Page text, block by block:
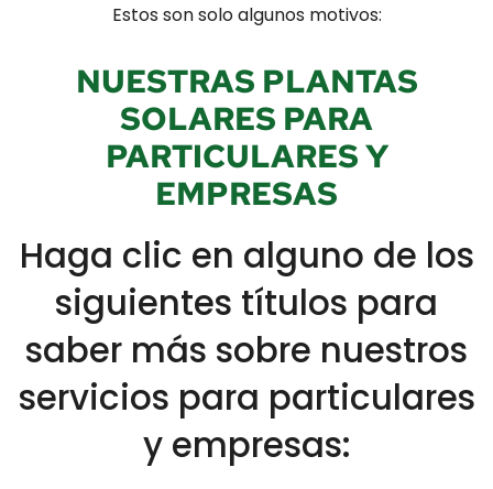
Estos son solo algunos motivos:
NUESTRAS PLANTAS
SOLARES PARA
PARTICULARES Y
EMPRESAS
Haga clic en alguno de los
siguientes títulos para
saber más sobre nuestros
servicios para particulares
y empresas: